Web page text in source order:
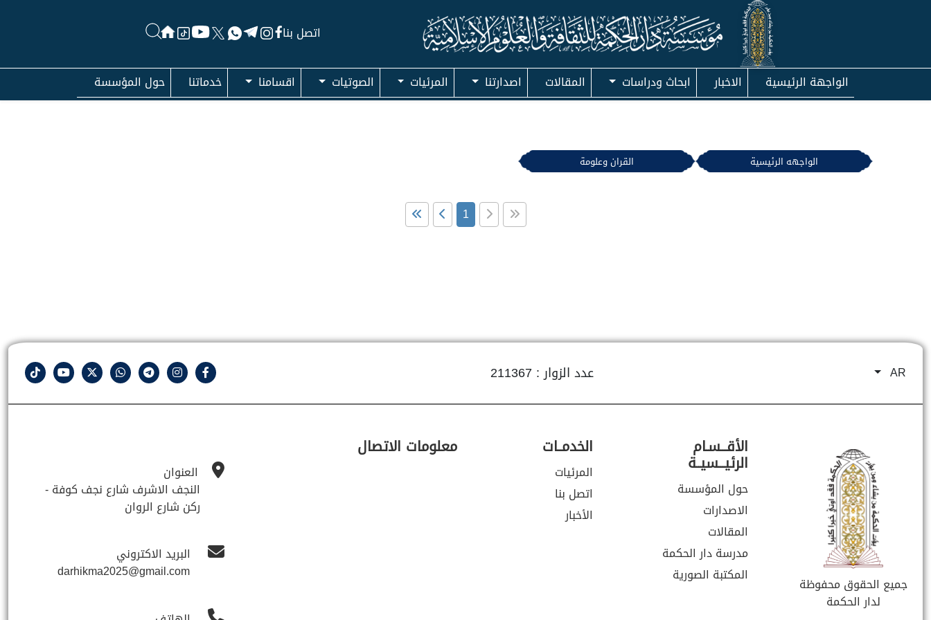
اتصل بنا
الواجهة الرئيسية الاخبار ابحاث ودراسات المقالات اصدارتنا المرئيات الصوتيات اقسامنا خدماتنا حول المؤسسة
الواجهه الرئيسية القران وعلومة
1
AR عدد الزوار : 211367
جميع الحقوق محفوظة
لدار الحكمة
الأقـــسـام
الرئيـــسيــة
حول المؤسسة
الاصدارات
المقالات
مدرسة دار الحكمة
المكتبة الصورية
الخدمــات
المرئيات
اتصل بنا
الأخبار
معلومات الاتصال
العنوان
النجف الاشرف شارع نجف كوفة -
ركن شارع الروان
البريد الاكتروني
darhikma2025@gmail.com